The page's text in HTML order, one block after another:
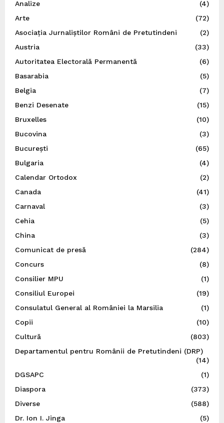
Analize
(4)
Arte
(72)
Asociația Jurnaliștilor Români de Pretutindeni
(2)
Austria
(33)
Autoritatea Electorală Permanentă
(6)
Basarabia
(5)
Belgia
(7)
Benzi Desenate
(15)
Bruxelles
(10)
Bucovina
(3)
București
(65)
Bulgaria
(4)
Calendar Ortodox
(2)
Canada
(41)
Carnaval
(3)
Cehia
(5)
China
(3)
Comunicat de presă
(284)
Concurs
(8)
Consilier MPU
(1)
Consiliul Europei
(19)
Consulatul General al României la Marsilia
(1)
Copii
(10)
Cultură
(803)
Departamentul pentru Românii de Pretutindeni (DRP)
(14)
DGSAPC
(1)
Diaspora
(373)
Diverse
(588)
Dr. Ion I. Jinga
(5)